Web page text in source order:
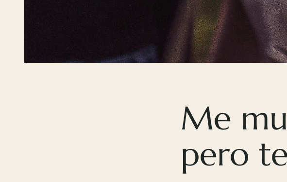
Me
pero